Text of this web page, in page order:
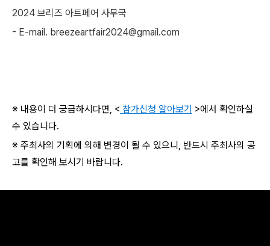
2024 브리즈 아트페어 사무국
- E-mail. breezeartfair2024@gmail.com
※ 내용이 더 궁금하시다면, < 참가신청 알아보기 >에서 확인하실
수 있습니다.
※ 주최사의 기획에 의해 변경이 될 수 있으니, 반드시 주최사의 공
고를 확인해 보시기 바랍니다.